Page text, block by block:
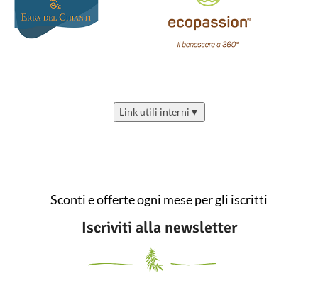
Link utili interni ▼
Sconti e offerte ogni mese per gli iscritti
Iscriviti alla newsletter